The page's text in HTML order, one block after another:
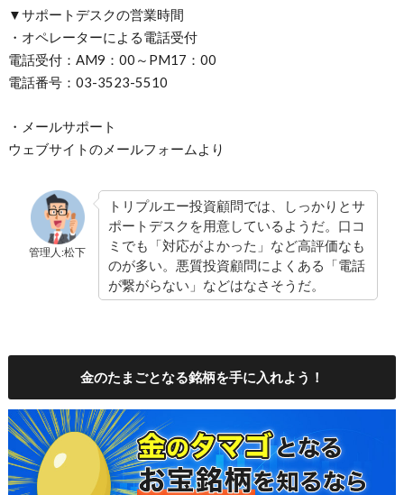
▼サポートデスクの営業時間
・オペレーターによる電話受付
電話受付：AM9：00～PM17：00
電話番号：03-3523-5510
・メールサポート
ウェブサイトのメールフォームより
管理人:松下
トリプルエー投資顧問では、しっかりとサ
ポートデスクを用意しているようだ。口コ
ミでも「対応がよかった」など高評価なも
のが多い。悪質投資顧問によくある「電話
が繋がらない」などはなさそうだ。
金のたまごとなる銘柄を手に入れよう！